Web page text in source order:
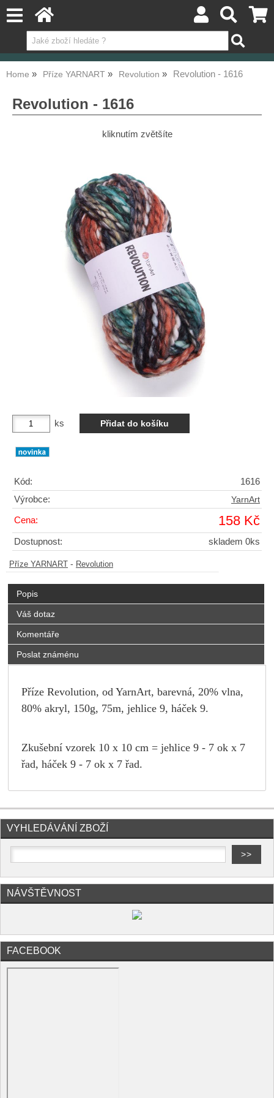
Home Příze YARNART Revolution Revolution - 1616
Revolution - 1616
kliknutím zvětšíte
ks
Kód:
1616
Výrobce:
YarnArt
Cena: 158 Kč
Dostupnost: skladem 0ks
Příze YARNART - Revolution
Popis
Váš dotaz
Komentáře
Poslat známénu
Příze Revolution, od YarnArt, barevná, 20% vlna,
80% akryl, 150g, 75m, jehlice 9, háček 9.
Zkušební vzorek 10 x 10 cm = jehlice 9 - 7 ok x 7
řad, háček 9 - 7 ok x 7 řad.
VYHLEDÁVÁNÍ ZBOŽÍ
NÁVŠTĚVNOST
FACEBOOK